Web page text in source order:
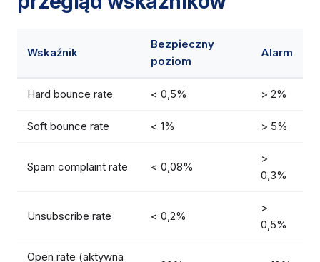
Wskaźnik
Bezpieczny
poziom
Alarm
Hard bounce rate < 0,5% > 2%
Soft bounce rate < 1% > 5%
Spam complaint rate < 0,08%
>
0,3%
Unsubscribe rate < 0,2%
>
0,5%
Open rate (aktywna